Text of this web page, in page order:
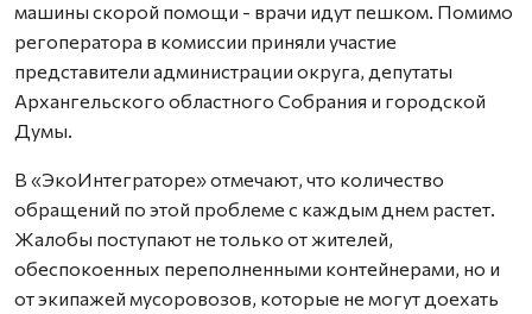
машины скорой помощи - врачи идут пешком. Помимо
регоператора в комиссии приняли участие
представители администрации округа, депутаты
Архангельского областного Собрания и городской
Думы.
В «ЭкоИнтеграторе» отмечают, что количество
обращений по этой проблеме с каждым днем растет.
Жалобы поступают не только от жителей,
обеспокоенных переполненными контейнерами, но и
от экипажей мусоровозов, которые не могут доехать